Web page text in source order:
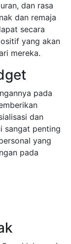
dan rasa
dan remaja
secara
yang akan
mereka.
pada
dan
sangat penting
yang
pada